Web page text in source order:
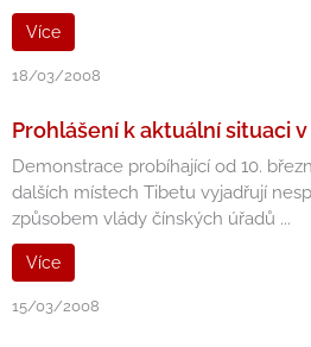
Více
18/03/2008
Prohlášení k aktuální situaci
Demonstrace probíhající od 10.
dalších místech Tibetu vyjadřují
způsobem vlády čínských úřadů ...
Více
15/03/2008